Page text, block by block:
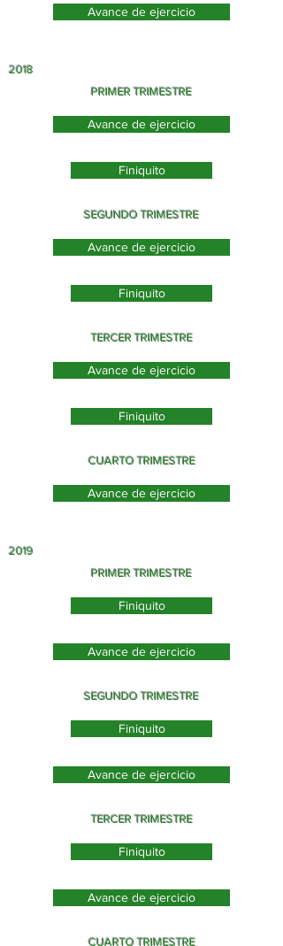
Avance de ejercicio
2018
PRIMER TRIMESTRE
Avance de ejercicio
Finiquito
SEGUNDO TRIMESTRE
Avance de ejercicio
Finiquito
TERCER TRIMESTRE
Avance de ejercicio
Finiquito
CUARTO TRIMESTRE
Avance de ejercicio
2019
PRIMER TRIMESTRE
Finiquito
Avance de ejercicio
SEGUNDO TRIMESTRE
Finiquito
Avance de ejercicio
TERCER TRIMESTRE
Finiquito
Avance de ejercicio
CUARTO TRIMESTRE